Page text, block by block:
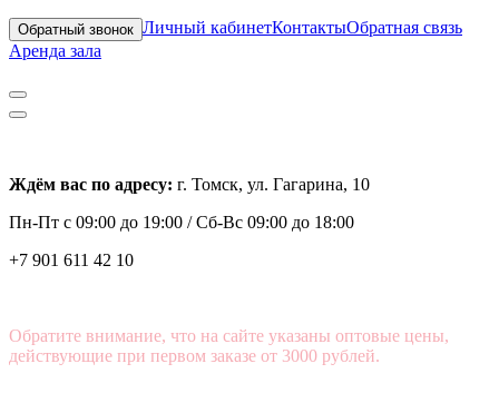
Обратный звонок Личный кабинетКонтактыОбратная связь
Аренда зала
Ждём вас по адресу: г. Томск, ул. Гагарина, 10
Пн-Пт с 09:00 до 19:00 /Сб-Вс 09:00 до 18:00
+7 901 611 42 10
Обратите внимание, что на сайте указаны оптовые цены,
действующие при первом заказе от 3000 рублей.